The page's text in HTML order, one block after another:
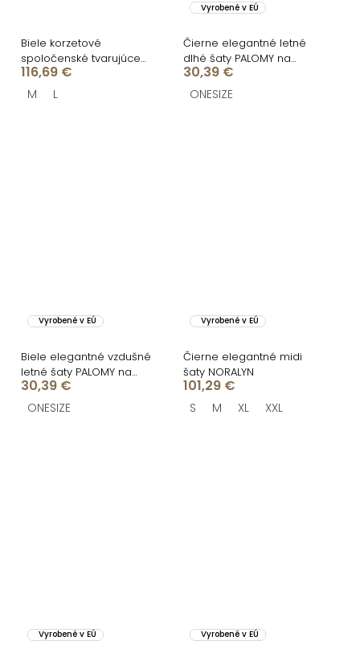
Biele korzetové
spoločenské tvarujúce
šaty LUVANTE so
strapcami
116,69 €
M L
Vyrobené v EÚ
Čierne elegantné letné
dlhé šaty PALOMY na
ramienkach
30,39 €
ONESIZE
Vyrobené v EÚ
Biele elegantné vzdušné
letné šaty PALOMY na
ramienkach
30,39 €
ONESIZE
Vyrobené v EÚ
Čierne elegantné midi
šaty NORALYN
101,29 €
S M XL XXL
Vyrobené v EÚ Vyrobené v EÚ